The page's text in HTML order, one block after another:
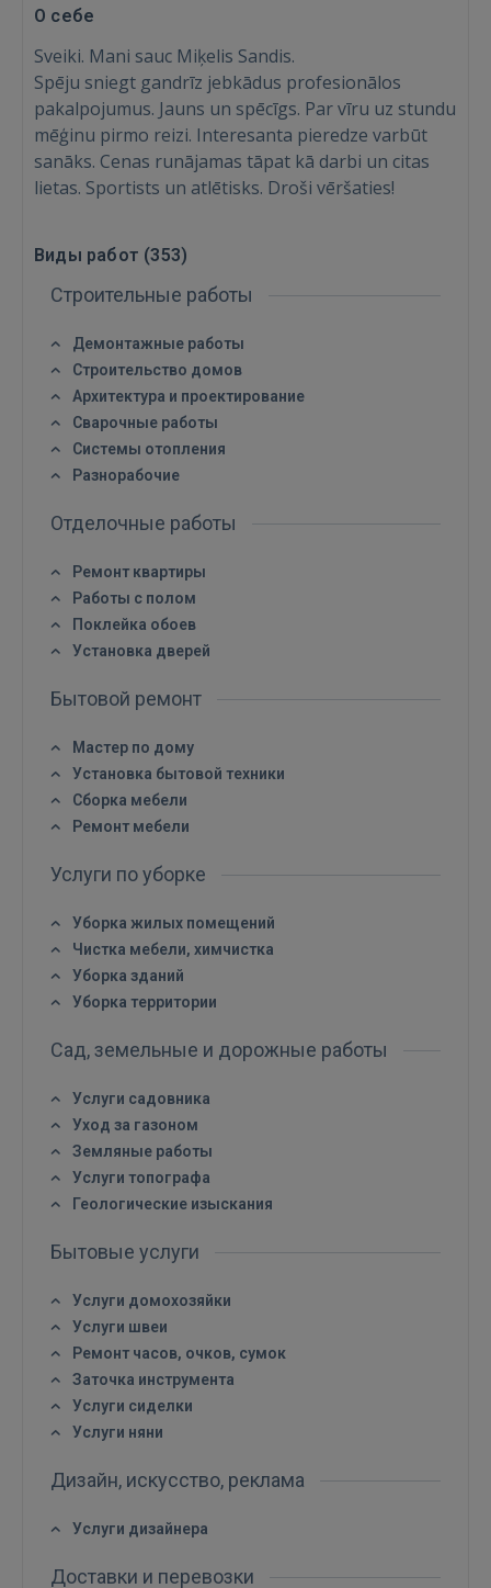
О себе
Sveiki. Mani sauc Miķelis Sandis.
Spēju sniegt gandrīz jebkādus profesionālos
pakalpojumus. Jauns un spēcīgs. Par vīru uz stundu
mēģinu pirmo reizi. Interesanta pieredze varbūt
sanāks. Cenas runājamas tāpat kā darbi un citas
lietas. Sportists un atlētisks. Droši vēršaties!
Виды работ (353)
Строительные работы
Демонтажные работы
Строительство домов
Архитектура и проектирование
Сварочные работы
Системы отопления
Разнорабочие
Отделочные работы
Ремонт квартиры
Работы с полом
Поклейка обоев
Установка дверей
Бытовой ремонт
Мастер по дому
Установка бытовой техники
Сборка мебели
Ремонт мебели
Услуги по уборке
Уборка жилых помещений
Чистка мебели, химчистка
Уборка зданий
Уборка территории
Сад, земельные и дорожные работы
Услуги садовника
Уход за газоном
Земляные работы
Услуги топографа
Геологические изыскания
Бытовые услуги
Услуги домохозяйки
Услуги швеи
Ремонт часов, очков, сумок
Заточка инструмента
Услуги сиделки
Услуги няни
Дизайн, искусство, реклама
Услуги дизайнера
Доставки и перевозки